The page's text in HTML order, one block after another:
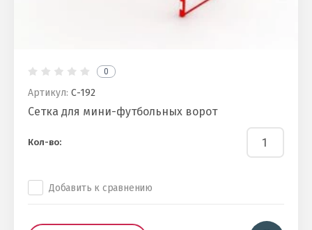
0
Артикул: С-192
Сетка для мини-футбольных ворот
Кол-во:
Добавить к сравнению